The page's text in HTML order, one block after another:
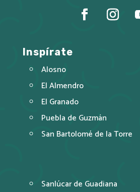
Inspírate
Alosno
El Almendro
El Granado
Puebla de Guzmán
San Bartolomé de la Torre
Sanlúcar de Guadiana